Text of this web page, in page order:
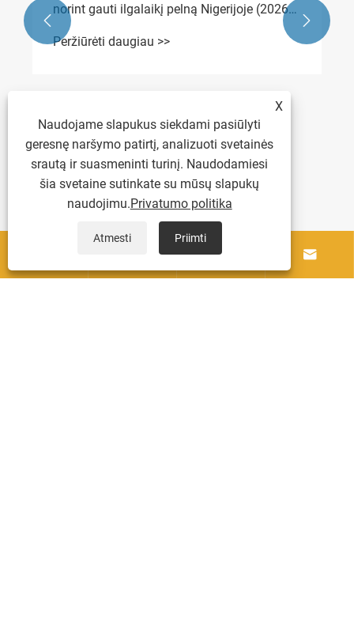
norint gauti ilgalaikį pelną Nigerijoje (2026
m. vadovas)
Peržiūrėti daugiau >>
 
Apie mus
 
X
Naudojame slapukus siekdami pasiūlyti
geresnę naršymo patirtį, analizuoti svetainės
srautą ir suasmeninti turinį. Naudodamiesi
šia svetaine sutinkate su mūsų slapukų
naudojimu.Privatumo politika
Atmesti Priimti